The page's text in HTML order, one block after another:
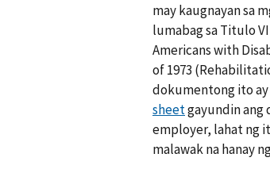
may kaugnayan sa
lumabag sa Titulo
Americans with
of 1973
dokumentong ito ay
sheetgayundin
employer, lahat ng
malawak na hanay